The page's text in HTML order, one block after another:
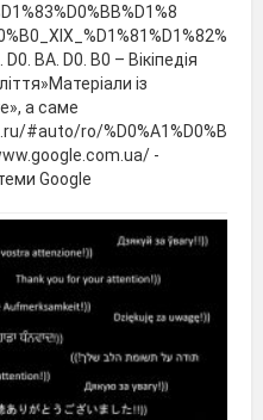
BA. D0. B0 – Вікіпедія
із
а саме
ro/
-
Google